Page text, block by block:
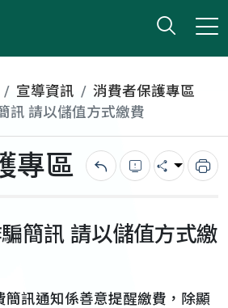
打開
小版
宣導資訊
消費者保護專區
訊 請以儲值方式繳費
專區 回上一頁錯誤回報
分享 列
簡訊 請以儲值方式繳
訊通知係善意提醒繳費，除顯